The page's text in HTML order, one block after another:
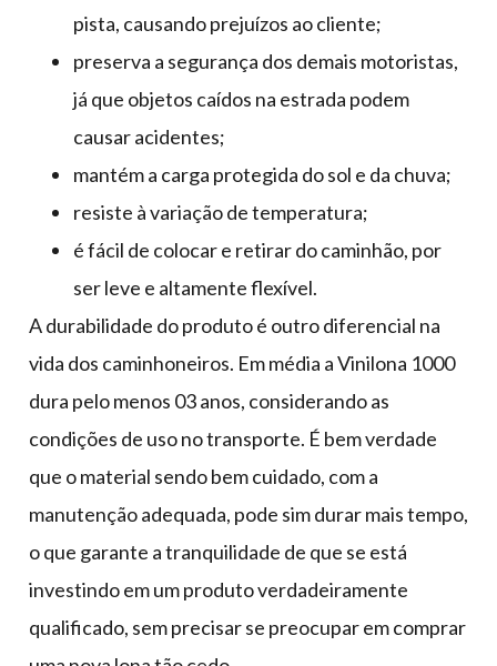
pista, causando prejuízos ao cliente;
preserva a segurança dos demais motoristas,
já que objetos caídos na estrada podem
causar acidentes;
mantém a carga protegida do sol e da chuva;
resiste à variação de temperatura;
é fácil de colocar e retirar do caminhão, por
ser leve e altamente flexível.
A durabilidade do produto é outro diferencial na
vida dos caminhoneiros. Em média a Vinilona 1000
dura pelo menos 03 anos, considerando as
condições de uso no transporte. É bem verdade
que o material sendo bem cuidado, com a
manutenção adequada, pode sim durar mais tempo,
o que garante a tranquilidade de que se está
investindo em um produto verdadeiramente
qualificado, sem precisar se preocupar em comprar